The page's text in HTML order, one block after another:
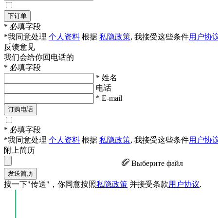
下订单
* 必填字段
*我同意处理 个人资料 根据 私隐政策, 我接受这些条件用户协
反馈意见
我们会给你回电话的
* 必填字段
* 姓名
电话
* E-mail
订购电话
* 必填字段
*我同意处理 个人资料 根据 私隐政策, 我接受这些条件用户协
附上简历
Выберите файл
发送简历
按一下"传送"，你同意按照私隐政策 并接受条款用户协议.